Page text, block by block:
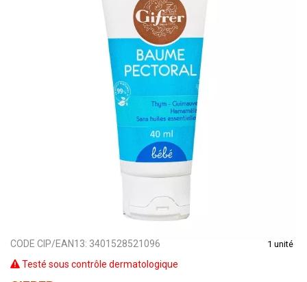
CODE CIP/EAN13: 3401528521096 1 unité
Testé sous contrôle dermatologique